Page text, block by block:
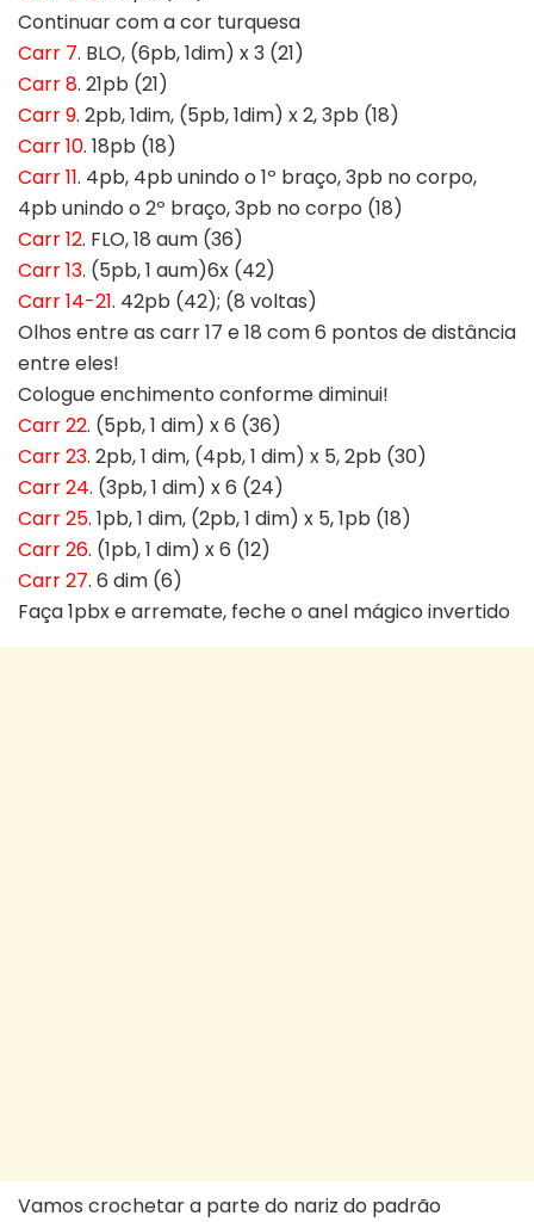
Continuar com a cor turquesa
Carr 7. BLO, (6pb, 1dim) x 3 (21)
Carr 8. 21pb (21)
Carr 9. 2pb, 1dim, (5pb, 1dim) x 2, 3pb (18)
Carr 10. 18pb (18)
Carr 11. 4pb, 4pb unindo o 1º braço, 3pb no corpo,
4pb unindo o 2º braço, 3pb no corpo (18)
Carr 12. FLO, 18 aum (36)
Carr 13. (5pb, 1 aum)6x (42)
Carr 14-21. 42pb (42); (8 voltas)
Olhos entre as carr 17 e 18 com 6 pontos de distância
entre eles!
Cologue enchimento conforme diminui!
Carr 22. (5pb, 1 dim) x 6 (36)
Carr 23. 2pb, 1 dim, (4pb, 1 dim) x 5, 2pb (30)
Carr 24. (3pb, 1 dim) x 6 (24)
Carr 25. 1pb, 1 dim, (2pb, 1 dim) x 5, 1pb (18)
Carr 26. (1pb, 1 dim) x 6 (12)
Carr 27. 6 dim (6)
Faça 1pbx e arremate, feche o anel mágico invertido
Vamos crochetar a parte do nariz do padrão